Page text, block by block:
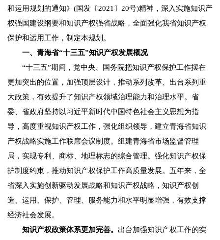
和运用规划的通知》(国发〔2021〕20号)精神，深入实施知识产
权强国建设纲要和知识产权强省战略，全面强化我省知识产权
保护和运用工作，制定本规划。
一、青海省“十三五”知识产权发展概况
“十三五”期间，党中央、国务院把知识产权保护工作摆在
更加突出的位置，加强顶层设计，推动系列改革、出台系列重
大政策，有效提升了知识产权领域治理能力和治理水平。省
委、省政府坚持以习近平新时代中国特色社会主义思想为指
导，高度重视知识产权工作，强化组织领导，建立青海省知识
产权战略实施工作联席会议制度。组建青海省市场监督管理
局，实现专利、商标、地理标志的综合管理。强化知识产权保
护制度约束，推动知识产权保护工作高质量发展。五年来，全
省深入实施创新驱动发展战略和知识产权战略，知识产权创
造、运用、保护、管理、服务能力和水平明显增强，有效支撑
经济社会发展。
知识产权政策体系更加完善。 出台加强知识产权工作的实